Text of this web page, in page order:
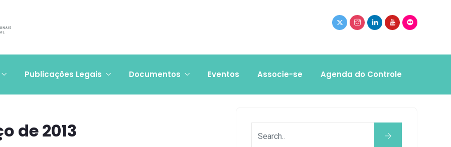
Publicações Legais Documentos Eventos Associe-se Agenda do Controle
de 2013